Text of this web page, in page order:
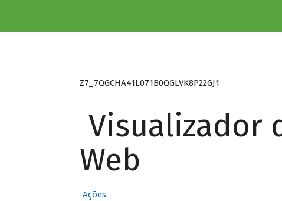
Z7_7QGCHA41L071B0QGLVK8P22GJ1
Visualizador
Web
Ações